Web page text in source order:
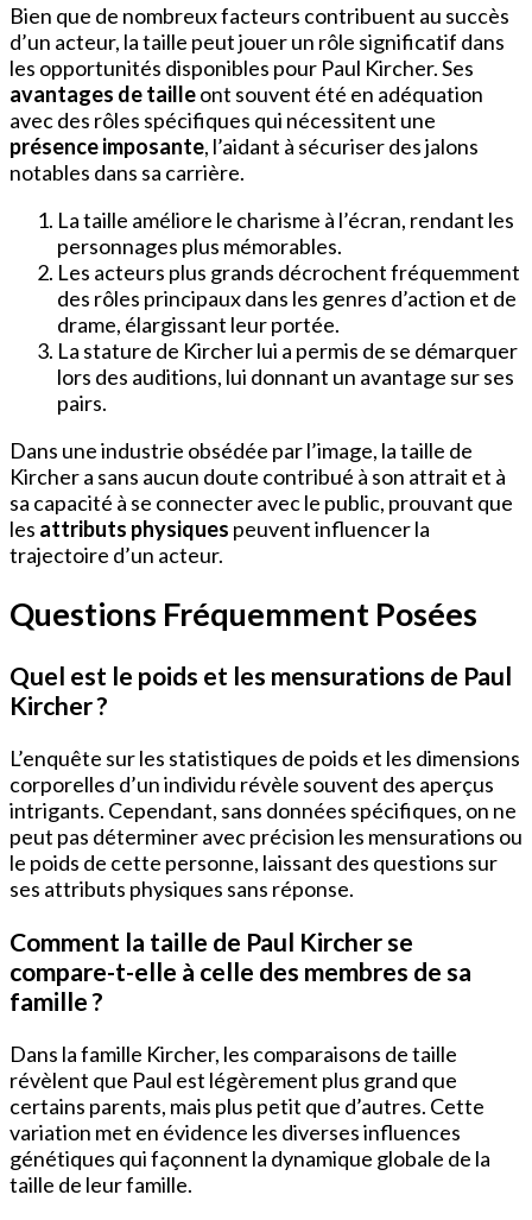
Bien que de nombreux facteurs contribuent au succès
d’un acteur, la taille peut jouer un rôle significatif dans
les opportunités disponibles pour Paul Kircher. Ses
avantages de tailleont souvent été en adéquation
avec des rôles spécifiques qui nécessitent une
présence imposante, l’aidant à sécuriser des jalons
notables dans sa carrière.
La taille améliore le charisme à l’écran, rendant les
personnages plus mémorables.
Les acteurs plus grands décrochent fréquemment
des rôles principaux dans les genres d’action et de
drame, élargissant leur portée.
La stature de Kircher lui a permis de se démarquer
lors des auditions, lui donnant un avantage sur ses
pairs.
Dans une industrie obsédée par l’image, la taille de
Kircher a sans aucun doute contribué à son attrait et à
sa capacité à se connecter avec le public, prouvant que
les attributs physiques peuvent influencer la
trajectoire d’un acteur.
Questions Fréquemment Posées
Quel est le poids et les mensurations de Paul
Kircher ?
L’enquête sur les statistiques de poids et les dimensions
corporelles d’un individu révèle souvent des aperçus
intrigants. Cependant, sans données spécifiques, on ne
peut pas déterminer avec précision les mensurations ou
le poids de cette personne, laissant des questions sur
ses attributs physiques sans réponse.
Comment la taille de Paul Kircher se
compare-t-elle à celle des membres de sa
famille ?
Dans la famille Kircher, les comparaisons de taille
révèlent que Paul est légèrement plus grand que
certains parents, mais plus petit que d’autres. Cette
variation met en évidence les diverses influences
génétiques qui façonnent la dynamique globale de la
taille de leur famille.